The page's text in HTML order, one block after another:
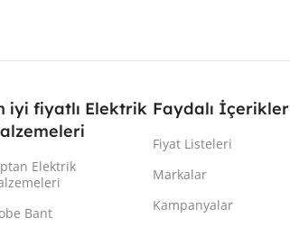
iyi fiyatlı Elektrik
Elektrik
Bant
Faydalı İçerikler
Fiyat Listeleri
Markalar
Kampanyalar